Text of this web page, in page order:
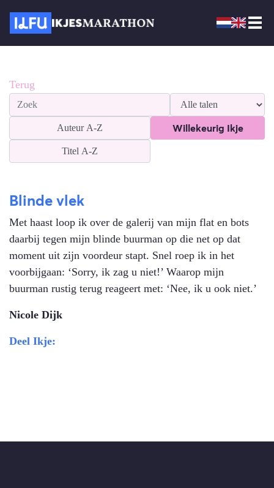
Terug
Auteur A-Z
Titel A-Z
Willekeurig Ikje
Blinde vlek
Met haast loop ik over de galerij van mijn flat en bots
daarbij tegen mijn blinde buurman op die net op dat
moment uit zijn voordeur stapt. Snel roep ik in het
voorbijgaan: ‘Sorry, ik zag u niet!’ Waarop mijn
buurman rustig terug reageert met: ‘Nee, ik u ook niet.’
Nicole Dijk
Deel Ikje: